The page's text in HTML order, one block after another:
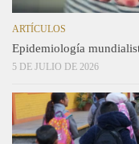
ARTÍCULOS
Epidemiología
5 DE JULIO DE 2026